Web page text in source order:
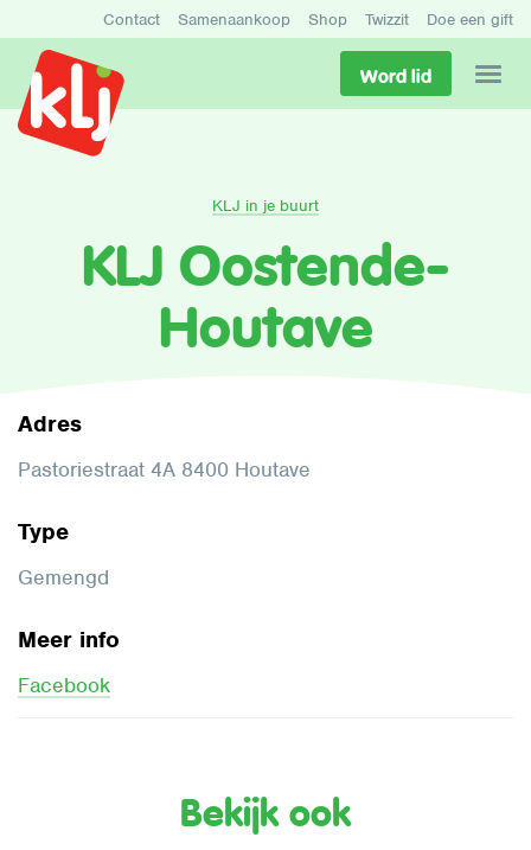
Contact Samenaankoop Shop Twizzit Doe een gift
Word lid
KLJ in je buurt
KLJ Oostende-
Houtave
Adres
Pastoriestraat 4A 8400 Houtave
Type
Gemengd
Meer info
Facebook
Bekijk ook